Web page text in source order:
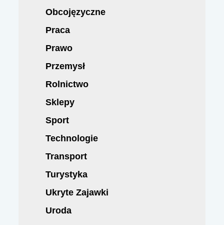
Obcojęzyczne
Praca
Prawo
Przemysł
Rolnictwo
Sklepy
Sport
Technologie
Transport
Turystyka
Ukryte Zajawki
Uroda